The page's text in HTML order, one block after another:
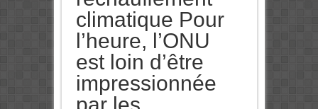
climatique Pour
l’heure, l’ONU
est loin d’être
impressionnée